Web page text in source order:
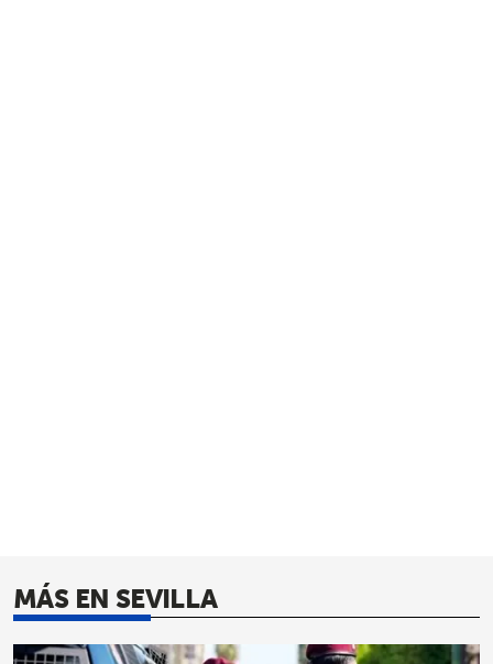
MÁS EN SEVILLA